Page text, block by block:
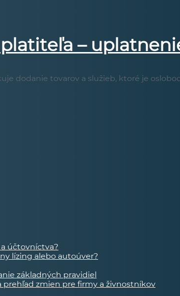
–
dodanie tovarov a služieb, ktoré je
účtovníctva?
lízing alebo autoúver?
základných pravidiel
prehľad zmien pre firmy a živnostníkov